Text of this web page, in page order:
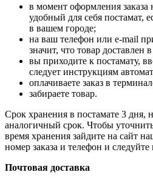
в момент оформления заказа
удобный для себя постамат,
в вашем городе;
на ваш телефон или e-mail
значит, что товар доставлен
вы приходите к постамату,
следует инструкциям
оплачиваете заказ в
забираете товар.
Срок хранения в постамате 3 дня,
аналогичный срок. Чтобы
время хранения зайдите на сайт
номер заказа и телефон и следуйте
Почтовая доставка